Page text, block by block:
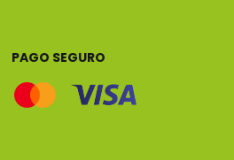
PAGO SEGURO